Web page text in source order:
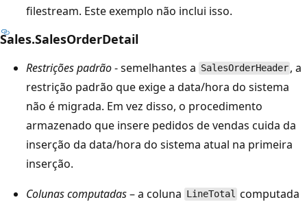
filestream. Este exemplo não inclui isso.
Sales.SalesOrderDetail
Restrições padrão- semelhantes a SalesOrderHeader , a
restrição padrão que exige a data/hora do sistema
não é migrada. Em vez disso, o procedimento
armazenado que insere pedidos de vendas cuida da
inserção da data/hora do sistema atual na primeira
inserção.
Colunas computadas– a coluna LineTotal computada